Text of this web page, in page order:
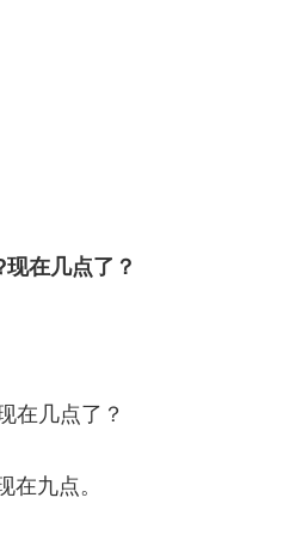
在几点了？
在几点了？
九点。